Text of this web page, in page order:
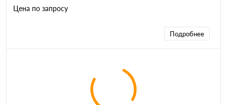
Цена по запросу
Подробнее